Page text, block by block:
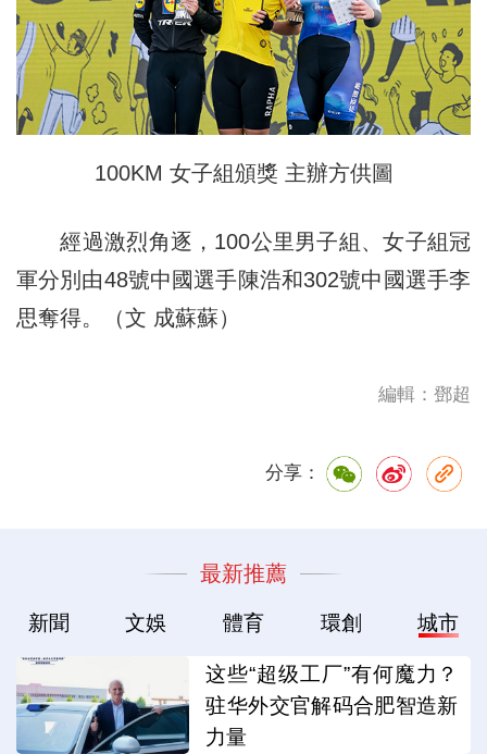
100KM 女子組頒獎 主辦方供圖
經過激烈角逐，100公里男子組、女子組冠
軍分別由48號中國選手陳浩和302號中國選手李
思奪得。（文 成蘇蘇）
編輯：鄧超
分享：
最新推薦
新聞 文娛 體育 環創 城市
这些“超级工厂”有何魔力？
驻华外交官解码合肥智造新
力量